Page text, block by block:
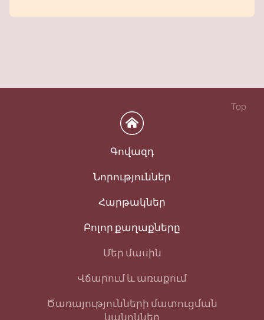
Top
Գովազդ
Նորություններ
Հարթակներ
Բոլոր քաղաքները
Մեր մասին
Վճարում և առաքում
Ծառայությունների մատուցման
կանոններ